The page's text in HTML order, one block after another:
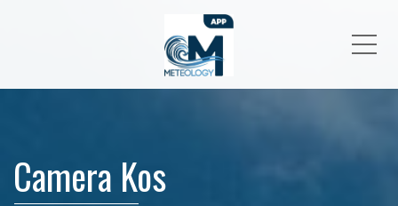
Camera Kos